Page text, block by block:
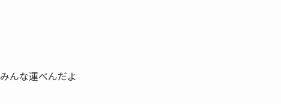
んな運べんだよ